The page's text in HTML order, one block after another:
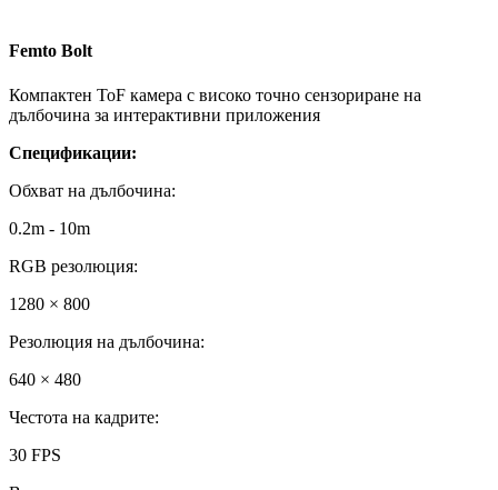
Femto Bolt
Компактен ToF камера с високо точно сензориране на
дълбочина за интерактивни приложения
Спецификации:
Обхват на дълбочина:
0.2m - 10m
RGB резолюция:
1280 × 800
Резолюция на дълбочина:
640 × 480
Честота на кадрите:
30 FPS